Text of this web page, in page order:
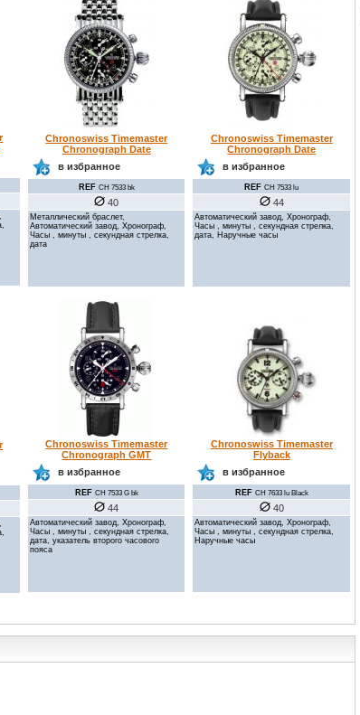
Chronoswiss Timemaster
Chronograph Date
в избранное
REF CH 7533 bk
40
Металлический браслет,
Автоматический завод, Хронограф,
Часы , минуты , секундная стрелка,
дата
Chronoswiss Timemaster
Chronograph Date
в избранное
REF CH 7533 lu
44
Автоматический завод, Хронограф,
Часы , минуты , секундная стрелка,
дата, Наручные часы
Chronoswiss Timemaster
Chronograph GMT
в избранное
REF CH 7533 G bk
44
Автоматический завод, Хронограф,
Часы , минуты , секундная стрелка,
дата, указатель второго часового
пояса
Chronoswiss Timemaster
Flyback
в избранное
REF CH 7633 lu Black
40
Автоматический завод, Хронограф,
Часы , минуты , секундная стрелка,
Наручные часы